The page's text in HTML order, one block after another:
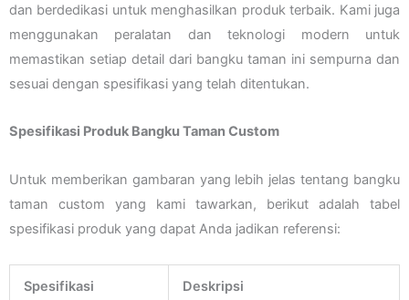
dan berdedikasi untuk menghasilkan produk terbaik. Kami juga
menggunakan peralatan dan teknologi modern untuk
memastikan setiap detail dari bangku taman ini sempurna dan
sesuai dengan spesifikasi yang telah ditentukan.
Spesifikasi Produk Bangku Taman Custom
Untuk memberikan gambaran yang lebih jelas tentang bangku
taman custom yang kami tawarkan, berikut adalah tabel
spesifikasi produk yang dapat Anda jadikan referensi:
Spesifikasi Deskripsi